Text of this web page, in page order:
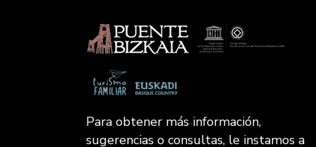
Para obtener más información,
sugerencias o consultas, le instamos a